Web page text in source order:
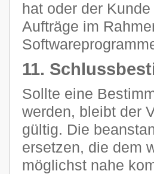
hat oder der
Aufträge im
11.
Sollte eine
werden, bleibt der
gültig. Die
ersetzen, die dem
möglichst nahe